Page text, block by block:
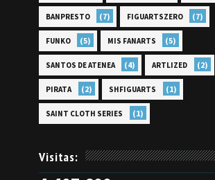
BANPRESTO (7) FIGUARTSZERO (7)
FUNKO (5) MIS FANARTS (5)
SANTOS DE ATENEA (4) ARTLIZED (2)
PIRATA (2) SHFIGUARTS (1)
SAINT CLOTH SERIES (1)
Visitas: